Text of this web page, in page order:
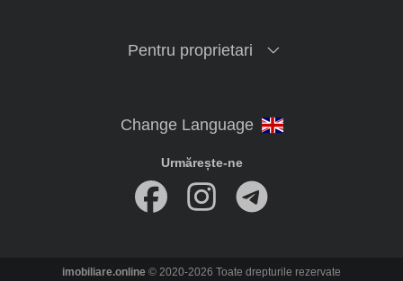
Pentru proprietari
Urmărește-ne
imobiliare.online © 2020-2026 Toate drepturile rezervate